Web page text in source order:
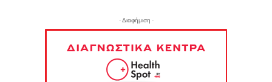
- Διαφήμιση -